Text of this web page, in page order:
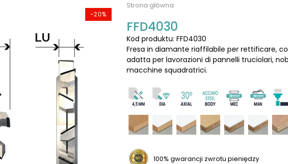
-20%
Strona główna
FFD4030
Kod produktu: FFD4030
Fresa in diamante riaffilabile per rettificare,
adatta per lavorazioni di pannelli truciolari,
macchine squadratrici.
100% gwarancji zwrotu pieniędzy